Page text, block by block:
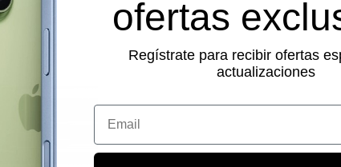
ofertas
Regístrate para recibir ofertas
actualizaciones
Email